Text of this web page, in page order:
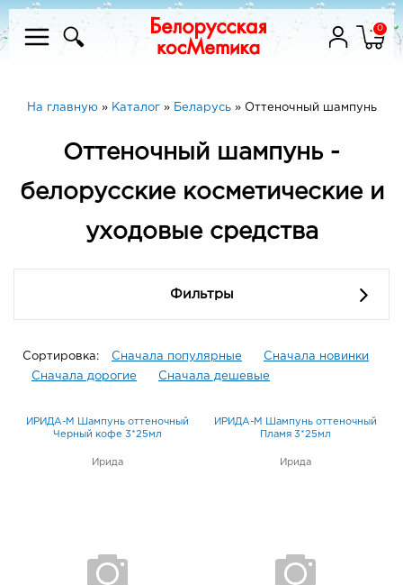
0
На главную» Каталог» Беларусь» Оттеночный шампунь
Оттеночный шампунь -
белорусские косметические и
уходовые средства
Фильтры
Сортировка: Сначала популярные
Сначала новинки
Сначала дорогие
Сначала дешевые
ИРИДА-М Шампунь оттеночный
Черный кофе 3*25мл
Ирида
ИРИДА-М Шампунь оттеночный
Пламя 3*25мл
Ирида